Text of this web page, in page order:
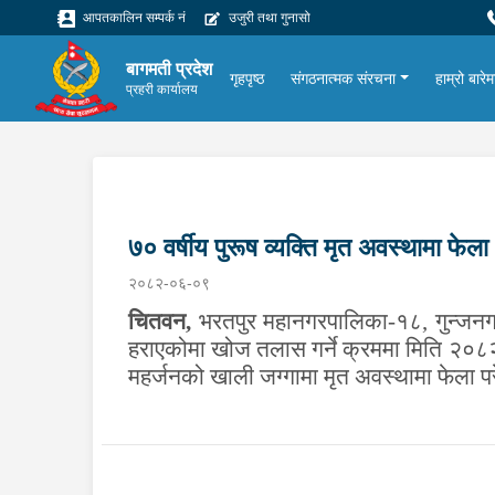
आपतकालिन सम्पर्क नं उजुरी तथा गुनासो
बागमती प्रदेश
प्रहरी कार्यालय
गृहपृष्ठ संगठनात्मक संरचना हाम्रो
७० वर्षीय पुरूष व्यक्ति मृत अवस्थामा फेला
२०८२-०६-०९
चितवन, भरतपुर महानगरपालिका-१८,
हराएकोमा खोज तलास गर्ने क्रममा मिति
महर्जनको खाली जग्गामा मृत अवस्थामाफेला